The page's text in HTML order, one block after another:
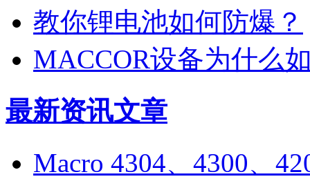
教你锂电池如何防爆？
MACCOR设备为什么
最新资讯文章
Macro 4304、4300、